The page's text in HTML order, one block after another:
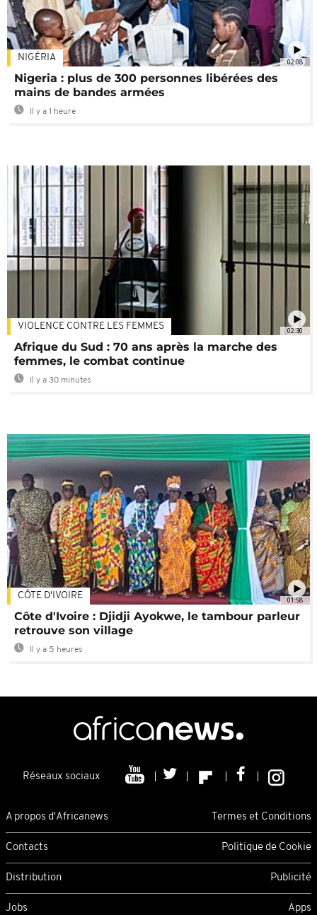
02:08
NIGÉRIA
Nigeria : plus de 300 personnes libérées des
mains de bandes armées
Il y a 1 heure
02:30
VIOLENCE CONTRE LES FEMMES
Afrique du Sud : 70 ans après la marche des
femmes, le combat continue
Il y a 30 minutes
01:58
CÔTE D'IVOIRE
Côte d'Ivoire : Djidji Ayokwe, le tambour parleur
retrouve son village
Il y a 5 heures
Réseaux sociaux
A propos d'Africanews Termes et Conditions
Contacts Politique de Cookie
Distribution Publicité
Jobs Apps